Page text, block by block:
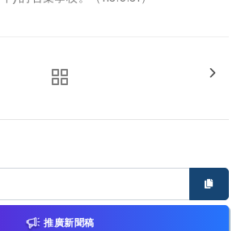
推廣新聞稿